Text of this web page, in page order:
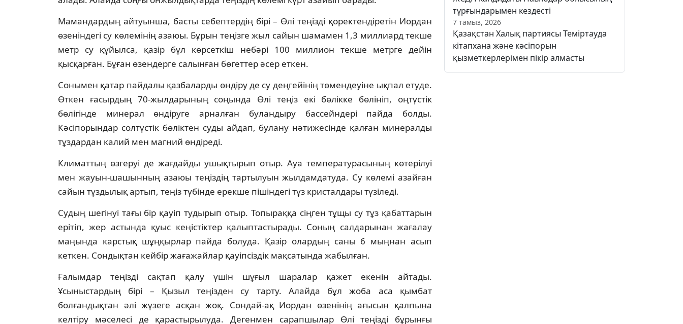
Мамандардың айтуынша, басты себептердің бірі – Өлі теңізді қоректендіретін Иордан
өзеніндегі су көлемінің азаюы. Бұрын теңізге жыл сайын шамамен 1,3 миллиард текше
метр су құйылса, қазір бұл көрсеткіш небәрі 100 миллион текше метрге дейін
қысқарған. Бұған өзендерге салынған бөгеттер әсер еткен.
Сонымен қатар пайдалы қазбаларды өндіру де су деңгейінің төмендеуіне ықпал етуде.
Өткен ғасырдың 70-жылдарының соңында Өлі теңіз екі бөлікке бөлініп, оңтүстік
бөлігінде минерал өндіруге арналған буландыру бассейндері пайда болды.
Кәсіпорындар солтүстік бөліктен суды айдап, булану нәтижесінде қалған минералды
тұздардан калий мен магний өндіреді.
Климаттың өзгеруі де жағдайды ушықтырып отыр. Ауа температурасының көтерілуі
мен жауын-шашынның азаюы теңіздің тартылуын жылдамдатуда. Су көлемі азайған
сайын тұздылық артып, теңіз түбінде ерекше пішіндегі тұз кристалдары түзіледі.
Судың шегінуі тағы бір қауіп тудырып отыр. Топыраққа сіңген тұщы су тұз қабаттарын
ерітіп, жер астында қуыс кеңістіктер қалыптастырады. Соның салдарынан жағалау
маңында карстық шұңқырлар пайда болуда. Қазір олардың саны 6 мыңнан асып
кеткен. Сондықтан кейбір жағажайлар қауіпсіздік мақсатында жабылған.
Ғалымдар теңізді сақтап қалу үшін шұғыл шаралар қажет екенін айтады.
Ұсыныстардың бірі – Қызыл теңізден су тарту. Алайда бұл жоба аса қымбат
болғандықтан әлі жүзеге асқан жоқ. Сондай-ақ Иордан өзенінің ағысын қалпына
келтіру мәселесі де қарастырылуда. Дегенмен сарапшылар Өлі теңізді бұрынғы
тұрғындарымен кездесті
7 тамыз, 2026
Қазақстан Халық партиясы Теміртауда
кітапхана және кәсіпорын
қызметкерлерімен пікір алмасты